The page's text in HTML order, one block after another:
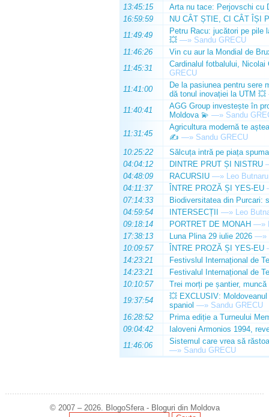
13:45:15
Arta nu tace: Perjovschi cu
16:59:59
NU CÂT ȘTIE, CI CÂT ÎȘI
11:49:49
Petru Racu: jucători pe pile
💥 —» Sandu GRECU
11:46:26
Vin cu aur la Mondial de
11:45:31
Cardinalul fotbalului,
GRECU
11:41:00
De la pasiunea pentru sere
dă tonul inovației la UTM 💥
11:40:41
AGG Group investește în
Moldova 💫 —» Sandu
11:31:45
Agricultura modernă te
✍️ —» Sandu GRECU
10:25:22
Sălcuța intră pe piața
04:04:12
DINTRE PRUT ȘI NISTRU
04:48:09
RACURSIU —» Leo Butnaru
04:11:37
ÎNTRE PROZĂ ȘI YES-EU
07:14:33
Biodiversitatea din Purcari:
04:59:54
INTERSECȚII —» Leo
09:18:14
PORTRET DE MONAH —»
17:38:13
Luna Plina 29 iulie 2026 —»
10:09:57
ÎNTRE PROZĂ ȘI YES-EU
14:23:21
Festivslul Internațional de
14:23:21
Festivalul Internațional de
10:10:57
Trei morți pe șantier, muncă
19:37:54
💥 EXCLUSIV:
spaniol —» Sandu GRECU
16:28:52
Prima ediție a Turneului
09:04:42
Ialoveni Armonios 1994,
11:46:06
Sistemul care vrea să
—» Sandu GRECU
© 2007 – 2026. BlogoSfera - Bloguri din Moldova